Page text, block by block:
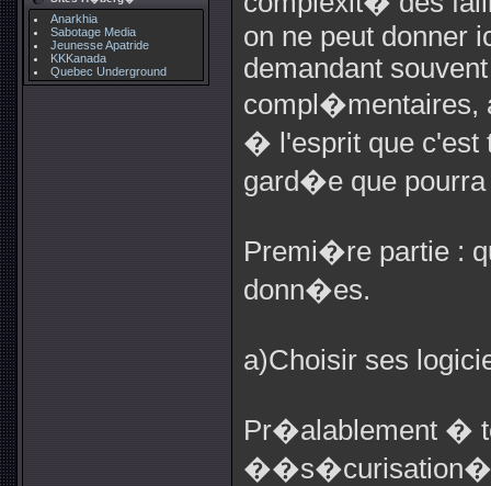
Anarkhia
Sabotage Media
Jeunesse Apatride
KKKanada
Quebec Underground
on ne peut donner
demandant
compl�mentaires,
� l'esprit que c'est
gard�e que pourra
Premi�re partie :
donn�es.
a)Choisir ses
Pr�alablement �